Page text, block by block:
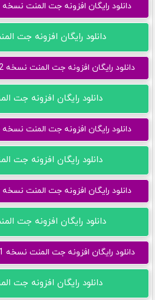
دانلود رایگان افزونه جت المنت نسخه 2.7.5 - لینک سرور کمکی
دانلود رایگان افزونه جت المنت
دانلود رایگان افزونه جت المنت نسخه 2.7.4.2 - لینک سرور کمکی
دانلود رایگان افزونه جت
دانلود رایگان افزونه جت المنت نسخه 2.7.4 - لینک سرور کمکی
دانلود رایگان افزونه جت
دانلود رایگان افزونه جت المنت نسخه 2.7.3 - لینک سرور کمکی
دانلود رایگان افزونه جت المنت
دانلود رایگان افزونه جت المنت نسخه 2.7.2.1 - لینک سرور کمکی
دانلود رایگان افزونه جت